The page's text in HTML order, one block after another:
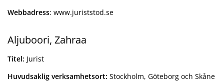
Webbadress: www.juriststod.se
Aljuboori, Zahraa
Titel: Jurist
Huvudsaklig verksamhetsort: Stockholm, Göteborg och Skåne